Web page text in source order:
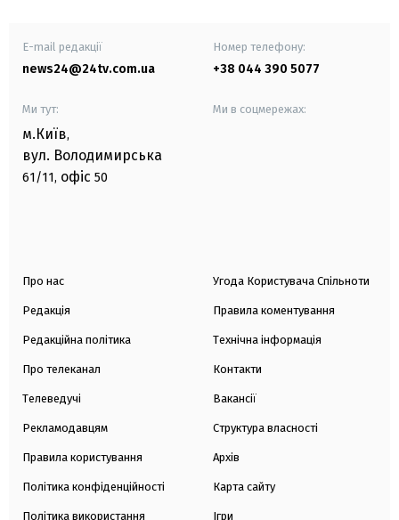
E-mail редакції
news24@24tv.com.ua
Номер телефону:
+38 044 390 5077
Ми тут:
м.Київ,
вул. Володимирська
61/11, офіс 50
Ми в соцмережах:
Про нас
Редакція
Редакційна політика
Про телеканал
Телеведучі
Рекламодавцям
Правила користування
Політика конфіденційності
Політика використання
Угода Користувача Спільноти
Правила коментування
Технічна інформація
Контакти
Вакансії
Структура власності
Архів
Карта сайту
Ігри